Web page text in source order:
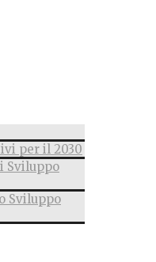
per il 2030
Sviluppo
Sviluppo